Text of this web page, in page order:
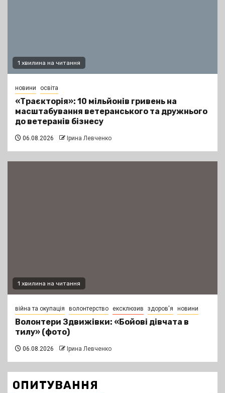
1 хвилина на читання
новини освіта
«Траєкторія»: 10 мільйонів гривень на
масштабування ветеранського та дружнього
до ветеранів бізнесу
06.08.2026 Ірина Левченко
1 хвилина на читання
війна та окупація волонтерство ексклюзив здоров'я новини
Волонтери Здвижівки: «Бойові дівчата в
тилу» (фото)
06.08.2026 Ірина Левченко
ОПИТУВАННЯ